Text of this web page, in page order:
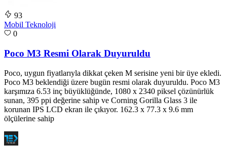
93
Mobil Teknoloji
0
Poco M3 Resmi Olarak Duyuruldu
Poco, uygun fiyatlarıyla dikkat çeken M serisine yeni bir üye ekledi.
Poco M3 beklendiği üzere bugün resmi olarak duyuruldu. Poco M3
karşımıza 6.53 inç büyüklüğünde, 1080 x 2340 piksel çözünürlük
sunan, 395 ppi değerine sahip ve Corning Gorilla Glass 3 ile
korunan IPS LCD ekran ile çıkıyor. 162.3 x 77.3 x 9.6 mm
ölçülerine sahip